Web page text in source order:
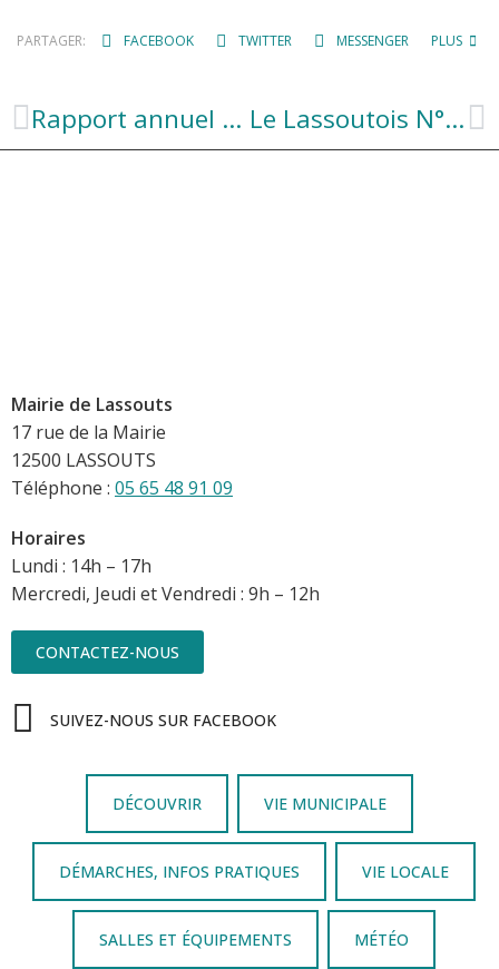
PARTAGER: FACEBOOK TWITTER MESSENGER PLUS
Rapport annuel du SYDOM 2023 Le Lassoutois N°3 de juillet 2024
Mairie de Lassouts
17 rue de la Mairie
12500 LASSOUTS
Téléphone : 05 65 48 91 09
Horaires
Lundi : 14h – 17h
Mercredi, Jeudi et Vendredi : 9h – 12h
CONTACTEZ-NOUS
SUIVEZ-NOUS SUR FACEBOOK
DÉCOUVRIR VIE MUNICIPALE
DÉMARCHES, INFOS PRATIQUES VIE LOCALE
SALLES ET ÉQUIPEMENTS MÉTÉO